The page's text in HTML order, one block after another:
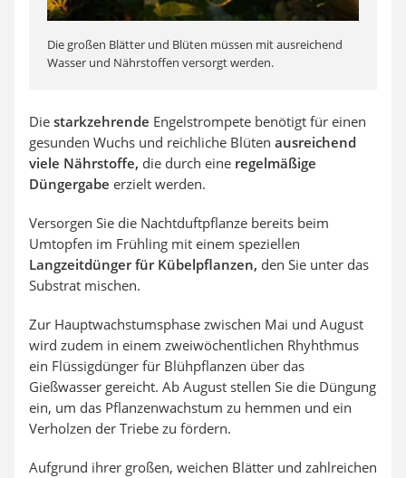
Die großen Blätter und Blüten müssen mit ausreichend
Wasser und Nährstoffen versorgt werden.
Die starkzehrende Engelstrompete benötigt für einen
gesunden Wuchs und reichliche Blüten ausreichend
viele Nährstoffe, die durch eine regelmäßige
Düngergabe erzielt werden.
Versorgen Sie die Nachtduftpflanze bereits beim
Umtopfen im Frühling mit einem speziellen
Langzeitdünger für Kübelpflanzen, den Sie unter das
Substrat mischen.
Zur Hauptwachstumsphase zwischen Mai und August
wird zudem in einem zweiwöchentlichen Rhyhthmus
ein Flüssigdünger für Blühpflanzen über das
Gießwasser gereicht. Ab August stellen Sie die Düngung
ein, um das Pflanzenwachstum zu hemmen und ein
Verholzen der Triebe zu fördern.
Aufgrund ihrer großen, weichen Blätter und zahlreichen